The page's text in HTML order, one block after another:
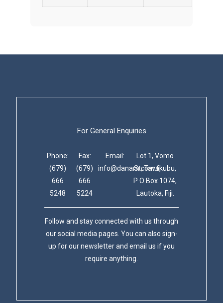
For General Enquiries
Phone:
(679)
666
5248
Fax:
(679)
666
5224
Email:
info@danam.com.fj
Lot 1, Vomo
St, Tavakubu,
P O Box 1074,
Lautoka, Fiji.
Follow and stay connected with us through
our social media pages. You can also sign-
up for our newsletter and email us if you
require anything.